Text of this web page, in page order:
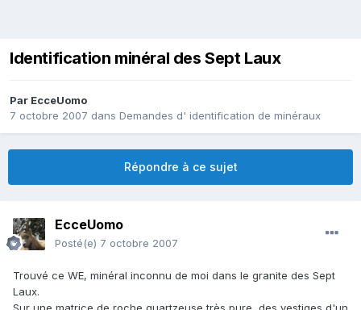
Identification minéral des Sept Laux
Par EcceUomo
7 octobre 2007 dans Demandes d' identification de minéraux
Répondre à ce sujet
EcceUomo
Posté(e) 7 octobre 2007
Trouvé ce WE, minéral inconnu de moi dans le granite des Sept
Laux.